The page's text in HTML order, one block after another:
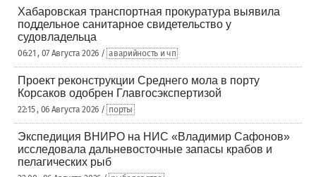
Хабаровская транспортная прокуратура выявила
поддельное санитарное свидетельство у
судовладельца
06:21 , 07 Августа 2026 / аварийность и чп
Проект реконструкции Среднего мола в порту
Корсаков одобрен Главгосэкспертизой
22:15 , 06 Августа 2026 / порты
Экспедиция ВНИРО на НИС «Владимир Сафонов»
исследовала дальневосточные запасы крабов и
пелагических рыб